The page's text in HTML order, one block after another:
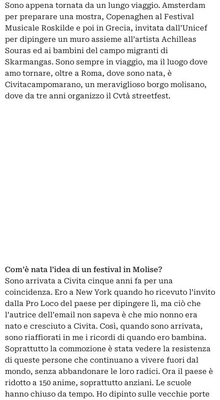
Sono appena tornata da un lungo viaggio. Amsterdam
per preparare una mostra, Copenaghen al Festival
Musicale Roskilde e poi in Grecia, invitata dall’Unicef
per dipingere un muro assieme all’artista Achilleas
Souras ed ai bambini del campo migranti di
Skarmangas. Sono sempre in viaggio, ma il luogo dove
amo tornare, oltre a Roma, dove sono nata, è
Civitacampomarano, un meraviglioso borgo molisano,
dove da tre anni organizzo il Cvtà streetfest.
Com’è nata l’idea di un festival in Molise?
Sono arrivata a Civita cinque anni fa per una
coincidenza. Ero a New York quando ho ricevuto l’invito
dalla Pro Loco del paese per dipingere lì, ma ciò che
l’autrice dell’email non sapeva è che mio nonno era
nato e cresciuto a Civita. Così, quando sono arrivata,
sono riaffiorati in me i ricordi di quando ero bambina.
Soprattutto la commozione è stata vedere la resistenza
di queste persone che continuano a vivere fuori dal
mondo, senza abbandonare le loro radici. Ora il paese è
ridotto a 150 anime, soprattutto anziani. Le scuole
hanno chiuso da tempo. Ho dipinto sulle vecchie porte